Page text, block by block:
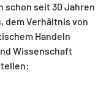
schon seit 30 Jahren
dem Verhältnis von
Handeln
Wissenschaft